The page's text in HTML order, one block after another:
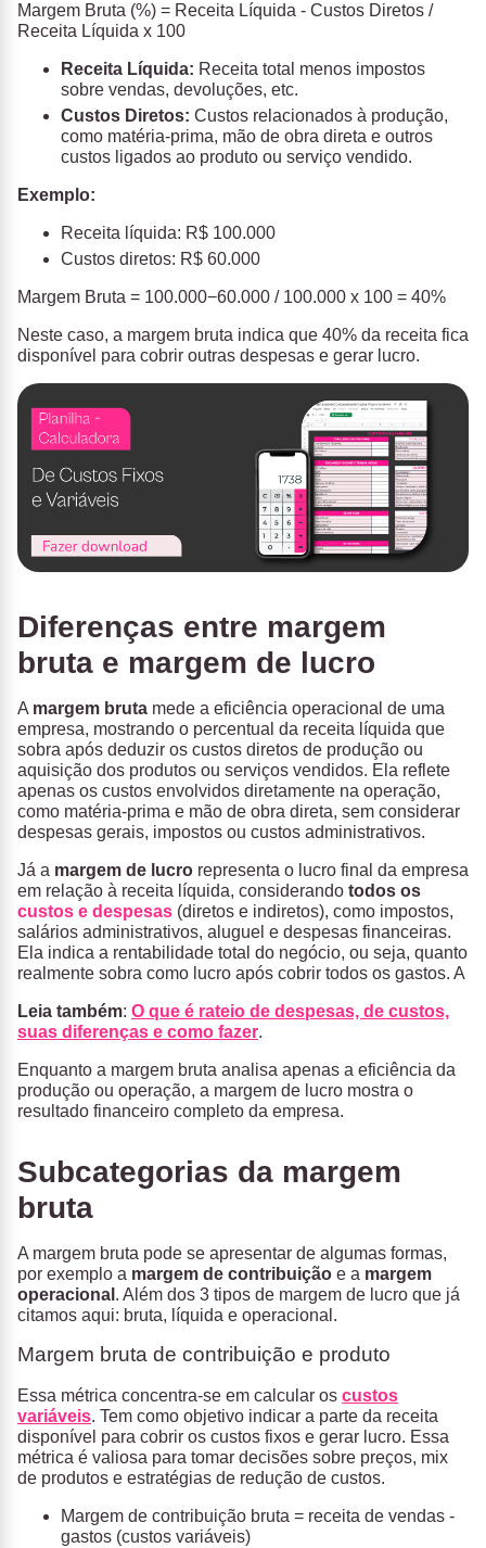
Margem Bruta (%) = Receita Líquida - Custos Diretos /
Receita Líquida x 100​
Receita Líquida: Receita total menos impostos
sobre vendas, devoluções, etc.
Custos Diretos: Custos relacionados à produção,
como matéria-prima, mão de obra direta e outros
custos ligados ao produto ou serviço vendido.
Exemplo:
Receita líquida: R$ 100.000
Custos diretos: R$ 60.000
Margem Bruta = 100.000−60.000 / 100.000 x 100 = 40%
Neste caso, a margem bruta indica que 40% da receita fica
disponível para cobrir outras despesas e gerar lucro.
Diferenças entre margem
bruta e margem de lucro
A margem bruta mede a eficiência operacional de uma
empresa, mostrando o percentual da receita líquida que
sobra após deduzir os custos diretos de produção ou
aquisição dos produtos ou serviços vendidos. Ela reflete
apenas os custos envolvidos diretamente na operação,
como matéria-prima e mão de obra direta, sem considerar
despesas gerais, impostos ou custos administrativos.
Já a margem de lucro representa o lucro final da empresa
em relação à receita líquida, considerando todos os
custos e despesas (diretos e indiretos), como impostos,
salários administrativos, aluguel e despesas financeiras.
Ela indica a rentabilidade total do negócio, ou seja, quanto
realmente sobra como lucro após cobrir todos os gastos. A
Leia também: O que é rateio de despesas, de custos,
suas diferenças e como fazer.
Enquanto a margem bruta analisa apenas a eficiência da
produção ou operação, a margem de lucro mostra o
resultado financeiro completo da empresa.
Subcategorias da margem
bruta
A margem bruta pode se apresentar de algumas formas,
por exemplo a margem de contribuição e a margem
operacional . Além dos 3 tipos de margem de lucro que já
citamos aqui: bruta, líquida e operacional.
Margem bruta de contribuição e produto
Essa métrica concentra-se em calcular os custos
variáveis. Tem como objetivo indicar a parte da receita
disponível para cobrir os custos fixos e gerar lucro. Essa
métrica é valiosa para tomar decisões sobre preços, mix
de produtos e estratégias de redução de custos.
Margem de contribuição bruta = receita de vendas -
gastos (custos variáveis)